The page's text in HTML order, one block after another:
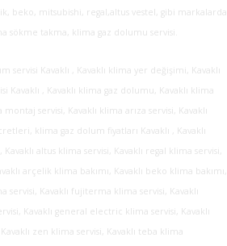
beko, mitsubishi, regal,altus vestel, gibi markalarda
takma, klima gaz dolumu servisi.
servisi Kavaklı , Kavaklı klima yer değişimi, Kavaklı
, Kavaklı klima gaz dolumu, Kavaklı klima
servisi, Kavaklı klima arıza servisi, Kavaklı
klima gaz dolum fiyatları Kavaklı , Kavaklı
altus klima servisi, Kavaklı regal klima servisi,
arçelik klima bakımı, Kavaklı beko klima bakımı,
servisi, Kavaklı fujiterma klima servisi, Kavaklı
Kavaklı general electric klima servisi, Kavaklı
zen klima servisi, Kavaklı teba klima